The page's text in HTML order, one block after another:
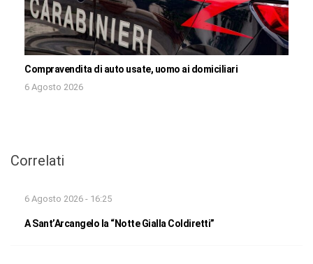
Compravendita di auto usate, uomo ai domiciliari
6 Agosto 2026
Correlati
6 Agosto 2026 - 16:25
A Sant’Arcangelo la “Notte Gialla Coldiretti”